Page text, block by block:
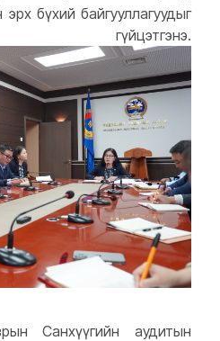
бүхий байгууллагуудыг
Санхүүгийн аудитын